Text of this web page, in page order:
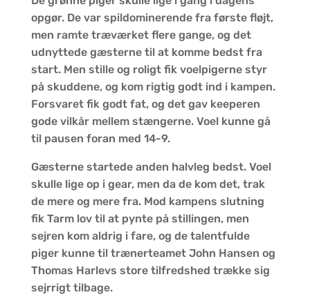
opgør. De var spildominerende fra første fløjt,
men ramte træværket flere gange, og det
udnyttede gæsterne til at komme bedst fra
start. Men stille og roligt fik voelpigerne styr
på skuddene, og kom rigtig godt ind i kampen.
Forsvaret fik godt fat, og det gav keeperen
gode vilkår mellem stængerne. Voel kunne gå
til pausen foran med 14-9.
Gæsterne startede anden halvleg bedst. Voel
skulle lige op i gear, men da de kom det, trak
de mere og mere fra. Mod kampens slutning
fik Tarm lov til at pynte på stillingen, men
sejren kom aldrig i fare, og de talentfulde
piger kunne til trænerteamet John Hansen og
Thomas Harlevs store tilfredshed trække sig
sejrrigt tilbage.